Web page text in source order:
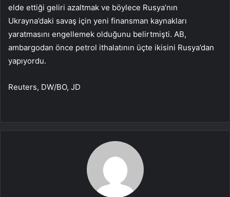
elde ettiği geliri azaltmak ve böylece Rusya’nın
Ukrayna’daki savaş için yeni finansman kaynakları
yaratmasını engellemek olduğunu belirtmişti. AB,
ambargodan önce petrol ithalatının üçte ikisini Rusya’dan
yapıyordu.
Reuters, DW/BO, JD